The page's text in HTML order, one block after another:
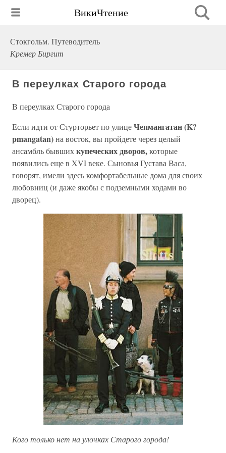
ВикиЧтение
Стокгольм. Путеводитель
Кремер Биргит
В переулках Старого города
В переулках Старого города
Если идти от Стурторьет по улицеЧепмангатан (K?
pmangatan)на восток, вы пройдете через целый
ансамбль бывшихкупеческих дворов,которые
появились еще в XVI веке. Сыновья Густава Васа,
говорят, имели здесь комфортабельные дома для своих
любовниц (и даже якобы с подземными ходами во
дворец).
Кого только нет на улочках Старого города!